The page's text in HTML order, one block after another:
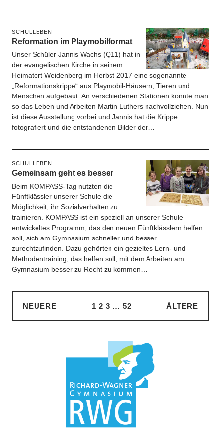
SCHULLEBEN
Reformation im Playmobilformat
Unser Schüler Jannis Wachs (Q11) hat in
der evangelischen Kirche in seinem
Heimatort Weidenberg im Herbst 2017 eine sogenannte
„Reformationskrippe“ aus Playmobil-Häusern, Tieren und
Menschen aufgebaut. An verschiedenen Stationen konnte man
so das Leben und Arbeiten Martin Luthers nachvollziehen. Nun
ist diese Ausstellung vorbei und Jannis hat die Krippe
fotografiert und die entstandenen Bilder der…
SCHULLEBEN
Gemeinsam geht es besser
Beim KOMPASS-Tag nutzten die
Fünftklässler unserer Schule die
Möglichkeit, ihr Sozialverhalten zu
trainieren. KOMPASS ist ein speziell an unserer Schule
entwickeltes Programm, das den neuen Fünftklässlern helfen
soll, sich am Gymnasium schneller und besser
zurechtzufinden. Dazu gehörten ein gezieltes Lern- und
Methodentraining, das helfen soll, mit dem Arbeiten am
Gymnasium besser zu Recht zu kommen…
NEUERE 1 2 3 … 52 ÄLTERE